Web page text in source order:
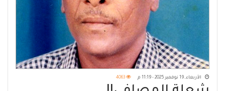
الأربعاء, 19 نوفمبر 2025 - 11:19 م 4063